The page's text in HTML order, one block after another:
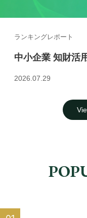
ランキングレポート
中小企業 知財活
2026.07.29